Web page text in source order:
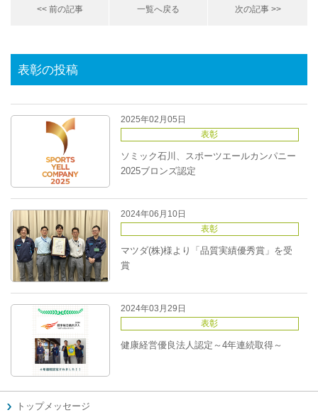
<< 前の記事 一覧へ戻る 次の記事 >>
表彰の投稿
2025年02月05日
表彰
ソミック石川、スポーツエールカンパニー
2025ブロンズ認定
2024年06月10日
表彰
マツダ(株)様より「品質実績優秀賞」を受
賞
2024年03月29日
表彰
健康経営優良法人認定～4年連続取得～
トップメッセージ